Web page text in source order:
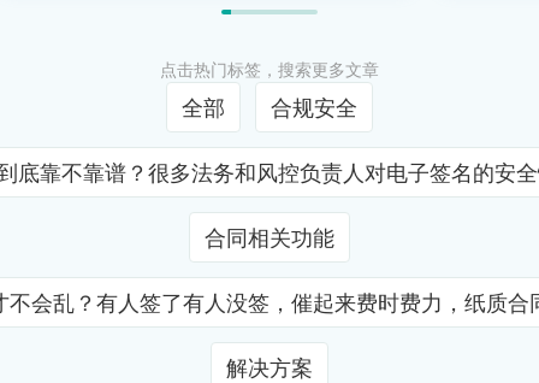
点击热门标签，搜索更多文章
全部 合规安全
靠不靠谱？很多法务和风控负责人对电子签名的
合同相关功能
会乱？有人签了有人没签，催起来费时费力，纸质
解决方案